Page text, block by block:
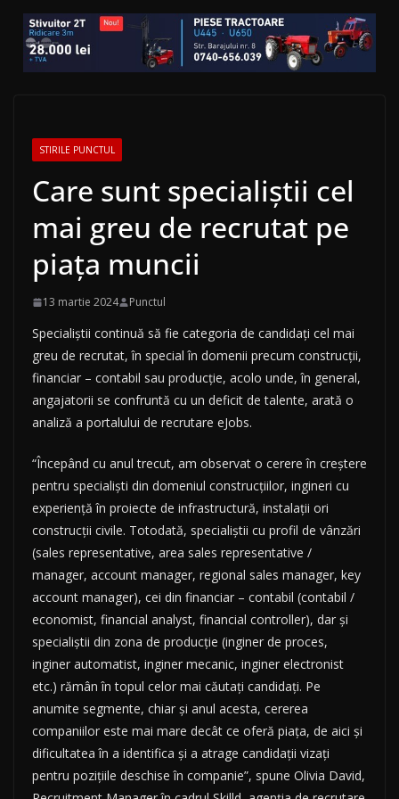
STIRILE PUNCTUL
Care sunt specialiștii cel
mai greu de recrutat pe
piața muncii
13 martie 2024 Punctul
Specialiștii continuă să fie categoria de candidați cel mai
greu de recrutat, în special în domenii precum construcții,
financiar – contabil sau producție, acolo unde, în general,
angajatorii se confruntă cu un deficit de talente, arată o
analiză a portalului de recrutare eJobs.
“Începând cu anul trecut, am observat o cerere în creștere
pentru specialiști din domeniul construcțiilor, ingineri cu
experiență în proiecte de infrastructură, instalații ori
construcții civile. Totodată, specialiștii cu profil de vânzări
(sales representative, area sales representative /
manager, account manager, regional sales manager, key
account manager), cei din financiar – contabil (contabil /
economist, financial analyst, financial controller), dar și
specialiștii din zona de producție (inginer de proces,
inginer automatist, inginer mecanic, inginer electronist
etc.) rămân în topul celor mai căutați candidați. Pe
anumite segmente, chiar și anul acesta, cererea
companiilor este mai mare decât ce oferă piața, de aici și
dificultatea în a identifica și a atrage candidații vizați
pentru pozițiile deschise în companie”, spune Olivia David,